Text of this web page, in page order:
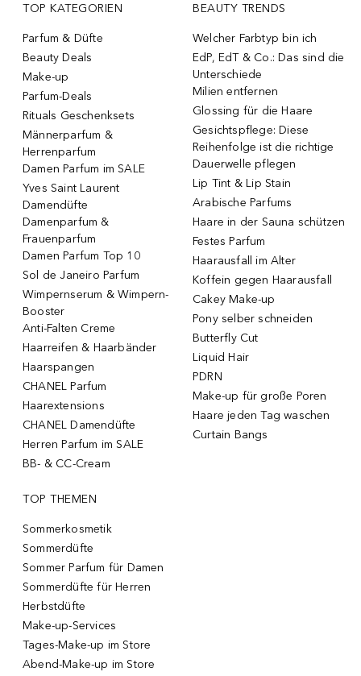
TOP KATEGORIEN
Parfum & Düfte
Beauty Deals
Make-up
Parfum-Deals
Rituals Geschenksets
Männerparfum &
Herrenparfum
Damen Parfum im SALE
Yves Saint Laurent
Damendüfte
Damenparfum &
Frauenparfum
Damen Parfum Top 10
Sol de Janeiro Parfum
Wimpernserum & Wimpern-
Booster
Anti-Falten Creme
Haarreifen & Haarbänder
Haarspangen
CHANEL Parfum
Haarextensions
CHANEL Damendüfte
Herren Parfum im SALE
BB- & CC-Cream
BEAUTY TRENDS
Welcher Farbtyp bin ich
EdP, EdT & Co.: Das sind die
Unterschiede
Milien entfernen
Glossing für die Haare
Gesichtspflege: Diese
Reihenfolge ist die richtige
Dauerwelle pflegen
Lip Tint & Lip Stain
Arabische Parfums
Haare in der Sauna schützen
Festes Parfum
Haarausfall im Alter
Koffein gegen Haarausfall
Cakey Make-up
Pony selber schneiden
Butterfly Cut
Liquid Hair
PDRN
Make-up für große Poren
Haare jeden Tag waschen
Curtain Bangs
TOP THEMEN
Sommerkosmetik
Sommerdüfte
Sommer Parfum für Damen
Sommerdüfte für Herren
Herbstdüfte
Make-up-Services
Tages-Make-up im Store
Abend-Make-up im Store